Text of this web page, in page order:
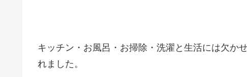
キッチン・お風呂・お掃除・洗濯と生活には欠か
れました。